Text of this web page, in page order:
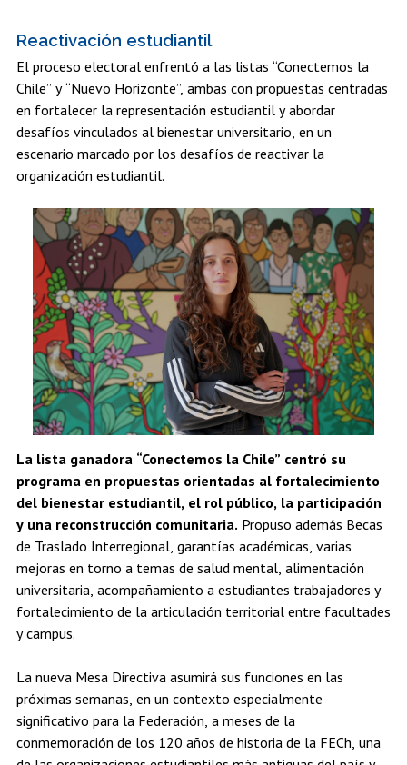
Reactivación estudiantil
El proceso electoral enfrentó a las listas “Conectemos la
Chile” y “Nuevo Horizonte”, ambas con propuestas centradas
en fortalecer la representación estudiantil y abordar
desafíos vinculados al bienestar universitario, en un
escenario marcado por los desafíos de reactivar la
organización estudiantil.
La lista ganadora “Conectemos la Chile” centró su
programa en propuestas orientadas al fortalecimiento
del bienestar estudiantil, el rol público, la participación
y una reconstrucción comunitaria. Propuso además Becas
de Traslado Interregional, garantías académicas, varias
mejoras en torno a temas de salud mental, alimentación
universitaria, acompañamiento a estudiantes trabajadores y
fortalecimiento de la articulación territorial entre facultades
y campus.
La nueva Mesa Directiva asumirá sus funciones en las
próximas semanas, en un contexto especialmente
significativo para la Federación, a meses de la
conmemoración de los 120 años de historia de la FECh, una